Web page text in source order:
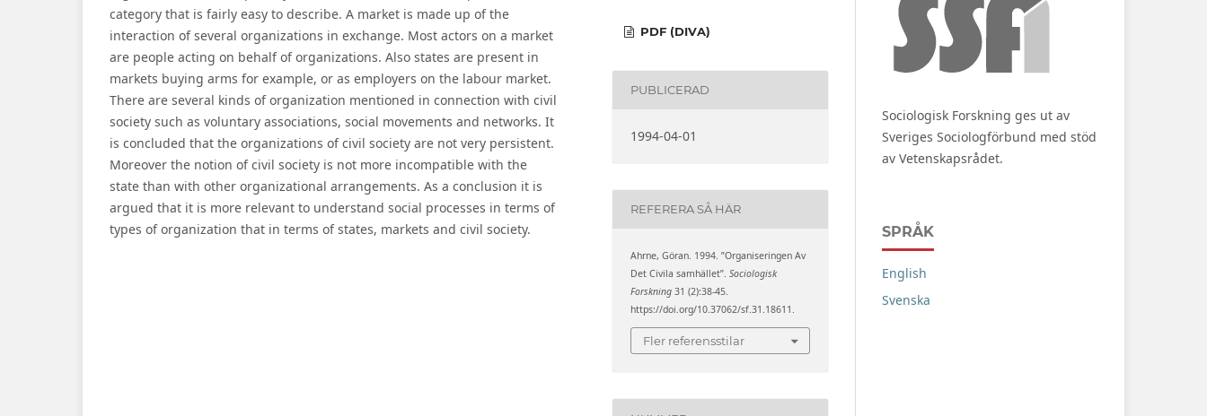
category that is fairly easy to describe. A market is made up of the
interaction of several organizations in exchange. Most actors on a market
are people acting on behalf of organizations. Also states are present in
markets buying arms for example, or as employers on the labour market.
There are several kinds of organization mentioned in connection with civil
society such as voluntary associations, social movements and networks. It
is concluded that the organizations of civil society are not very persistent.
Moreover the notion of civil society is not more incompatible with the
state than with other organizational arrangements. As a conclusion it is
argued that it is more relevant to understand social processes in terms of
types of organization that in terms of states, markets and civil society.
PDF (DIVA)
PUBLICERAD
1994-04-01
REFERERA SÅ HÄR
Ahrne, Göran. 1994. ”Organiseringen Av
Det Civila samhället”.Sociologisk
Forskning 31 (2):38-45.
https://doi.org/10.37062/sf.31.18611.
Fler referensstilar
Sociologisk Forskning ges ut av
Sveriges Sociologförbund med stöd
av Vetenskapsrådet.
SPRÅK
English
Svenska